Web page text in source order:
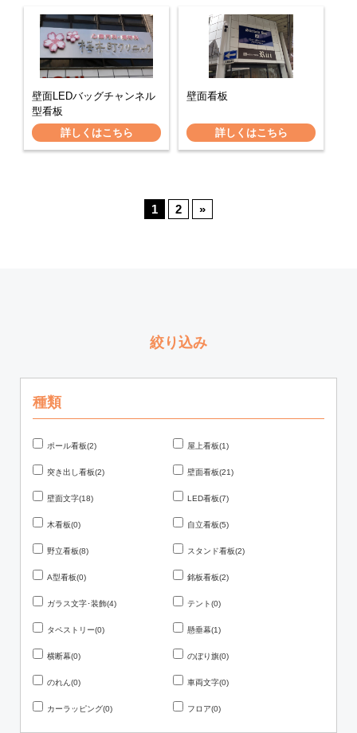
壁面LEDバッグチャンネル
型看板
詳しくはこちら
壁面看板
詳しくはこちら
1 2 »
絞り込み
種類
ポール看板(2) 屋上看板(1)
突き出し看板(2) 壁面看板(21)
壁面文字(18) LED看板(7)
木看板(0) 自立看板(5)
野立看板(8) スタンド看板(2)
A型看板(0) 銘板看板(2)
ガラス文字･装飾(4) テント(0)
タペストリー(0) 懸垂幕(1)
横断幕(0) のぼり旗(0)
のれん(0) 車両文字(0)
カーラッピング(0) フロア(0)